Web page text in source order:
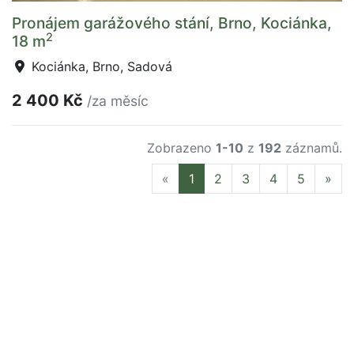
Pronájem garážového stání, Brno, Kociánka,
18 m2
Kociánka, Brno, Sadová
2 400 Kč /za měsíc
Zobrazeno 1-10 z 192 záznamů.
« Previous
1 2 3 4 5 »